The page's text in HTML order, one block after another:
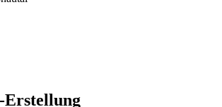
Erstellung